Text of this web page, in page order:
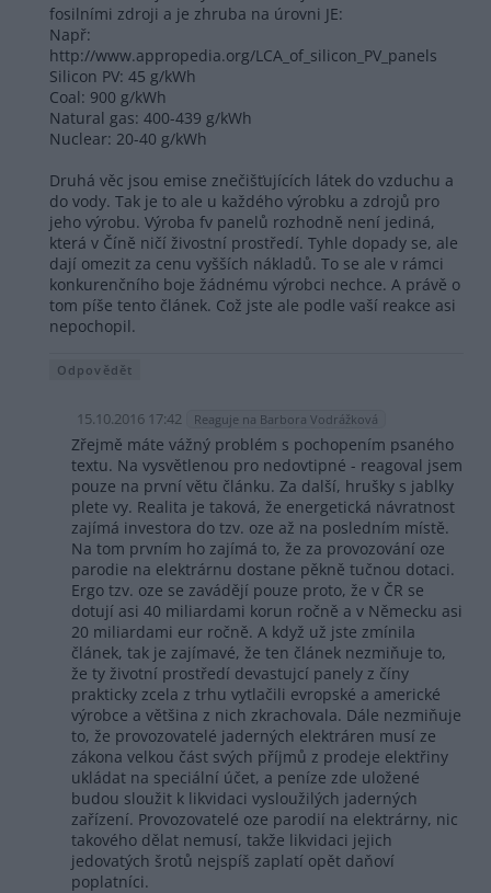
fosilními zdroji a je zhruba na úrovni JE:
Např:
http://www.appropedia.org/LCA_of_silicon_PV_panels
Silicon PV: 45 g/kWh
Coal: 900 g/kWh
Natural gas: 400-439 g/kWh
Nuclear: 20-40 g/kWh
Druhá věc jsou emise znečišťujících látek do vzduchu a
do vody. Tak je to ale u každého výrobku a zdrojů pro
jeho výrobu. Výroba fv panelů rozhodně není jediná,
která v Číně ničí živostní prostředí. Tyhle dopady se, ale
dají omezit za cenu vyšších nákladů. To se ale v rámci
konkurenčního boje žádnému výrobci nechce. A právě o
tom píše tento článek. Což jste ale podle vaší reakce asi
nepochopil.
Odpovědět
15.10.2016 17:42 Reaguje na Barbora Vodrážková
Zřejmě máte vážný problém s pochopením psaného
textu. Na vysvětlenou pro nedovtipné - reagoval jsem
pouze na první větu článku. Za další, hrušky s jablky
plete vy. Realita je taková, že energetická návratnost
zajímá investora do tzv. oze až na posledním místě.
Na tom prvním ho zajímá to, že za provozování oze
parodie na elektrárnu dostane pěkně tučnou dotaci.
Ergo tzv. oze se zavádějí pouze proto, že v ČR se
dotují asi 40 miliardami korun ročně a v Německu asi
20 miliardami eur ročně. A když už jste zmínila
článek, tak je zajímavé, že ten článek nezmiňuje to,
že ty životní prostředí devastujcí panely z číny
prakticky zcela z trhu vytlačili evropské a americké
výrobce a většina z nich zkrachovala. Dále nezmiňuje
to, že provozovatelé jaderných elektráren musí ze
zákona velkou část svých příjmů z prodeje elektřiny
ukládat na speciální účet, a peníze zde uložené
budou sloužit k likvidaci vysloužilých jaderných
zařízení. Provozovatelé oze parodií na elektrárny, nic
takového dělat nemusí, takže likvidaci jejich
jedovatých šrotů nejspíš zaplatí opět daňoví
poplatníci.